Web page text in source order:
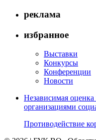
реклама
избранное
Выставки
Конкурсы
Конференции
Новости
Независимая оценка
организациями
Противодействие